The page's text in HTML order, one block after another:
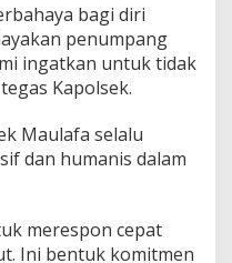
bagi diri
penumpang
ingatkan untuk tidak
Kapolsek.
Maulafa selalu
dan humanis dalam
merespon cepat
Ini bentuk komitmen